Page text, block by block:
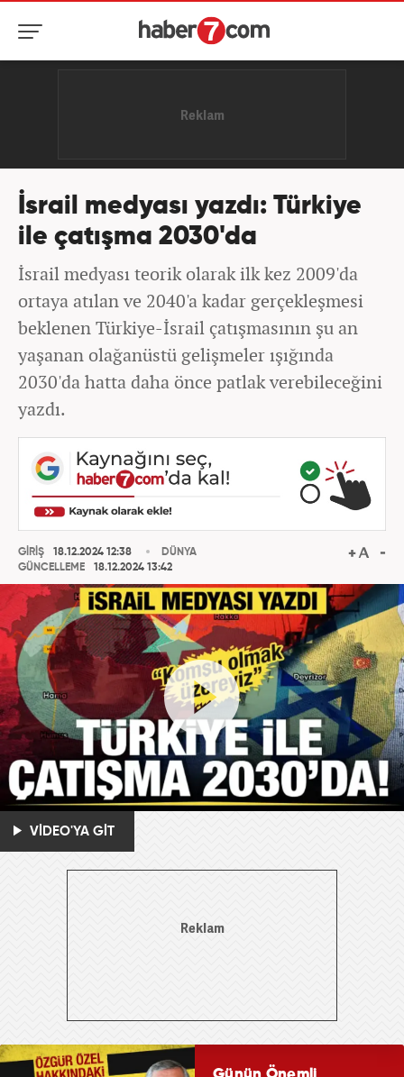
İsrail medyası yazdı: Türkiye
ile çatışma 2030'da
İsrail medyası teorik olarak ilk kez 2009'da
ortaya atılan ve 2040'a kadar gerçekleşmesi
beklenen Türkiye-İsrail çatışmasının şu an
yaşanan olağanüstü gelişmeler ışığında
2030'da hatta daha önce patlak verebileceğini
yazdı.
GİRİŞ
18.12.2024 12:38
GÜNCELLEME
18.12.2024 13:42
DÜNYA
VİDEO'YA GİT